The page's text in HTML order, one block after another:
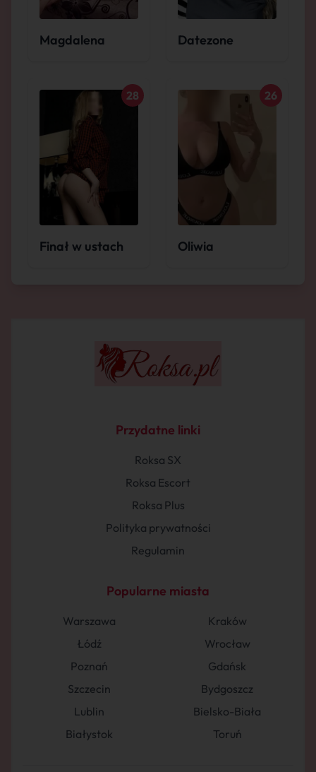
Magdalena Datezone
Finał w ustach
28
Oliwia
26
Przydatne linki
Roksa SX
Roksa Escort
Roksa Plus
Polityka prywatności
Regulamin
Popularne miasta
Warszawa
Kraków
Łódź
Wrocław
Poznań
Gdańsk
Szczecin
Bydgoszcz
Lublin
Bielsko-Biała
Białystok
Toruń